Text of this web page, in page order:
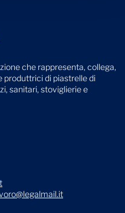
che rappresenta, collega,
produttrici di piastrelle di
sanitari, stoviglierie e